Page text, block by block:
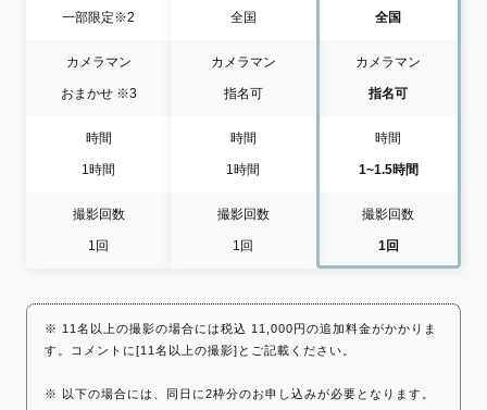
一部限定※2
カメラマン
おまかせ ※3
時間
1時間
撮影回数
1回
全国
カメラマン
指名可
時間
1時間
撮影回数
1回
全国
カメラマン
指名可
時間
1~1.5時間
撮影回数
1回
※ 11名以上の撮影の場合には税込 11,000円の追加料金がかかりま
す。コメントに[11名以上の撮影]とご記載ください。
※ 以下の場合には、同日に2枠分のお申し込みが必要となります。